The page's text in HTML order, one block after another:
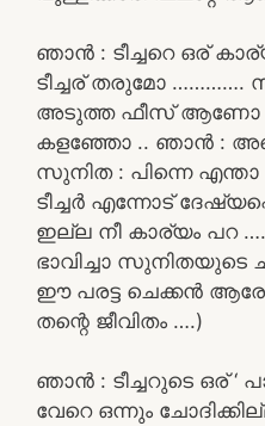
ഞാൻ : ടീച്ചറെ ഒര്
ടീച്ചര് തരുമോ ………….
അടുത്ത ഫീസ് ആണോ ,
കളഞ്ഞോ .. ഞാൻ :
സുനിത : പിന്നെ
ടീച്ചർ എന്നോട്
ഇല്ല നീ കാര്യം പറ
ഭാവിച്ചാ സുനിതയുടെ
ഈ പരട്ട ചെക്കൻ
തന്റെ ജീവിതം ….)
ഞാൻ : ടീച്ചറുടെ ഒര് ‘
വേറെ ഒന്നും